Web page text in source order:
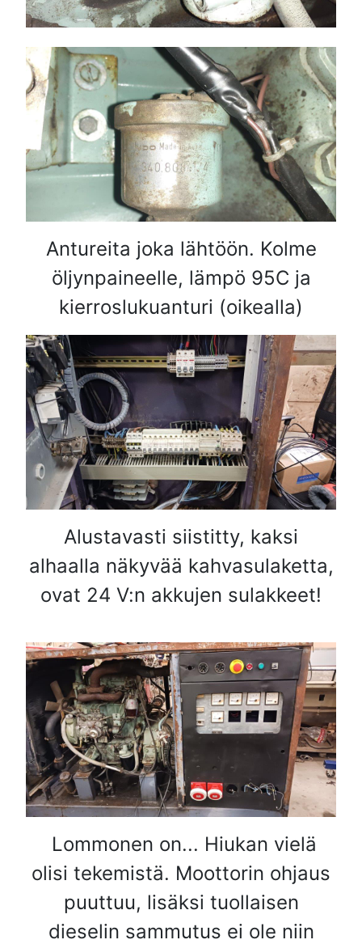
Antureita joka lähtöön. Kolme
öljynpaineelle, lämpö 95C ja
kierroslukuanturi (oikealla)
Alustavasti siistitty, kaksi
alhaalla näkyvää kahvasulaketta,
ovat 24 V:n akkujen sulakkeet!
Lommonen on... Hiukan vielä
olisi tekemistä. Moottorin ohjaus
puuttuu, lisäksi tuollaisen
dieselin sammutus ei ole niin